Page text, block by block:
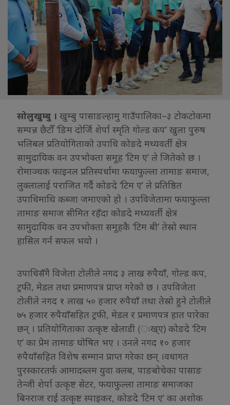
सोलुखुम्बु । खुम्बु पासाङल्हामु गाउँपालिका–३ टोकटोकमा
सम्पन्न छैटौँ ‘ङिम दोर्जि शेर्पा स्मृति गोल्ड कप’ खुला पुरुष
भलिबल प्रतियोगिताको उपाधि कोङदे मध्यवर्ती क्षेत्र
सामुदायिक वन उपभोक्ता समूह ‘टिम ए’ ले जितेको छ ।
रोमाञ्चक फाइनल प्रतिस्पर्धामा फयाफुल्ला तामाङ समाज,
लुक्लालाई पराजित गर्दै कोङदे ‘टिम ए’ ले प्रतिष्ठित
उपाधिमाथि कब्जा जमाएको हो । उपविजेतामा फयाफुल्ला
तामाङ समाज सीमित रहँदा कोङदे मध्यवर्ती क्षेत्र
सामुदायिक वन उपभोक्ता समूहकै ‘टिम बी’ तेस्रो स्थान
हासिल गर्न सफल भयो ।
उपाधिसँगै विजेता टोलीले नगद ३ लाख रुपैयाँ, गोल्ड कप,
ट्रफी, मेडल तथा प्रमाणपत्र प्राप्त गरेको छ । उपविजेता
टोलीले नगद १ लाख ५० हजार रुपैयाँ तथा तेस्रो हुने टोलीले
७५ हजार रुपैयाँसहित ट्रफी, मेडल र प्रमाणपत्र हात पारेका
छन् । प्रतियोगिताका उत्कृष्ट खेलाडी (ःख्ए) कोङदे ‘टिम
ए’ का प्रेम तामाङ घोषित भए । उनले नगद १० हजार
रुपैयाँसहित विशेष सम्मान प्राप्त गरेका छन् ।वधागत
पुरस्कारतर्फ आमादब्लम युवा क्लब, पाङबोचेका पासाङ
तेन्जी शेर्पा उत्कृष्ट सेटर, फयाफुल्ला तामाङ समाजका
बिनराज राई उत्कृष्ट स्पाइकर, कोङदे ‘टिम ए’ का अशोक